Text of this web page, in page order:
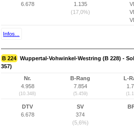
6.678
1.135
(17,0%)
Infos...
B 224 Wuppertal-Vohwinkel-Westring (B 228) -
357)
Nr.
4.958
(10.348)
B-Rang
7.854
(5.459)
L-
DTV
6.678
SV
374
(5,6%)